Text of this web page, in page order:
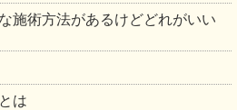
施術方法があるけどどれがいい
は